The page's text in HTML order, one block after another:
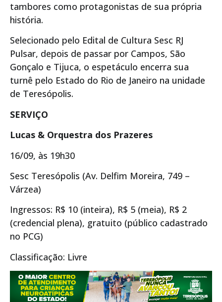
tambores como protagonistas de sua própria
história.
Selecionado pelo Edital de Cultura Sesc RJ
Pulsar, depois de passar por Campos, São
Gonçalo e Tijuca, o espetáculo encerra sua
turnê pelo Estado do Rio de Janeiro na unidade
de Teresópolis.
SERVIÇO
Lucas & Orquestra dos Prazeres
16/09, às 19h30
Sesc Teresópolis (Av. Delfim Moreira, 749 –
Várzea)
Ingressos: R$ 10 (inteira), R$ 5 (meia), R$ 2
(credencial plena), gratuito (público cadastrado
no PCG)
Classificação: Livre